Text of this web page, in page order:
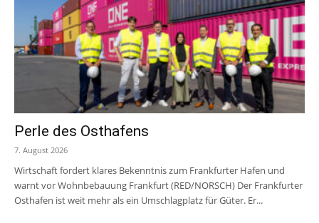
Perle des Osthafens
7. August 2026
Wirtschaft fordert klares Bekenntnis zum Frankfurter Hafen und
warnt vor Wohnbebauung Frankfurt (RED/NORSCH) Der Frankfurter
Osthafen ist weit mehr als ein Umschlagplatz für Güter. Er...